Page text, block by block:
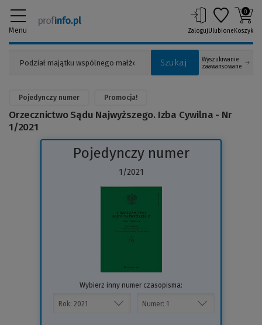
Menu
Szukaj
Wyszukiwanie
zaawansowane
ZalogujUlubione
0
Koszyk
Pojedynczy numer Promocja!
Orzecznictwo Sądu Najwyższego. Izba Cywilna - Nr
1/2021
Pojedynczy numer
1/2021
Wybierz inny numer czasopisma: